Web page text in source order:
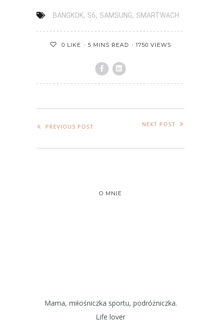
BANGKOK, S6, SAMSUNG, SMARTWACH
0 LIKE 5 MINS READ 1750 VIEWS
PREVIOUS POST NEXT POST
O MNIE
Mama, miłośniczka sportu, podróżniczka.
Life lover